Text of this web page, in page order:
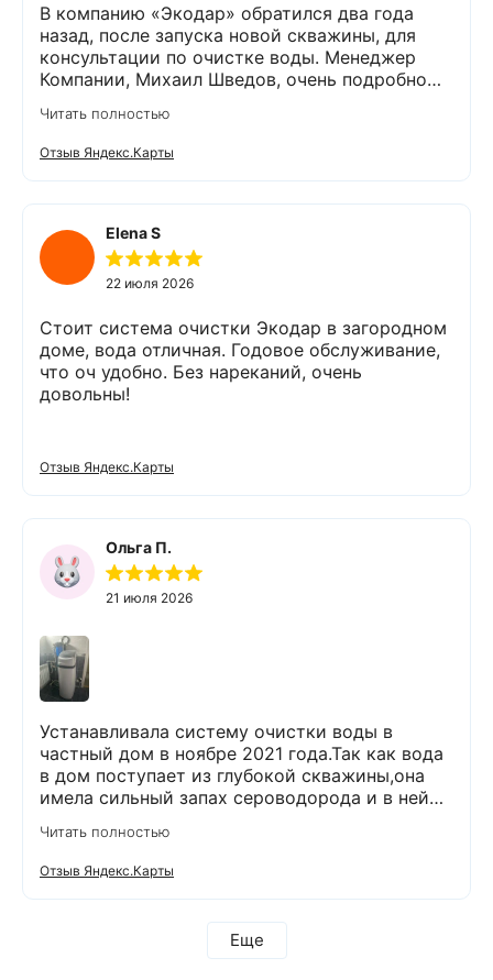
В компанию «Экодар» обратился два года
назад, после запуска новой скважины, для
консультации по очистке воды. Менеджер
Компании, Михаил Шведов, очень подробно
подобрать оптимальный вариант, пригласил в
офис для заключения договора. Оборудование
«Экодар компакт», которое я поставил,
существенно снизило жесткость воды,
убрало посторонние запахи. Вода стала
мягкой и приятной на вкус. Полностью
доволен сотрудничеством с Компанией
«Экодар». Рекомендую.
Читать полностью
Отзыв Яндекс.Карты
Elena S
22 июля 2026
Стоит система очистки Экодар в загородном
доме, вода отличная. Годовое обслуживание,
что оч удобно. Без нареканий, очень
довольны!
Отзыв Яндекс.Карты
Ольга П.
21 июля 2026
Устанавливала систему очистки воды в
частный дом в ноябре 2021 года.Так как вода
в дом поступает из глубокой скважины,она
имела сильный запах сероводорода и в ней
желтела) и пользоваться в доме ей было
невозможно. После установки специального
оборудования,вода стала на вкус лучше,чем
продается в магазинах. О такой хорошей
воде я и не мечтала!!!!!! Прошло уже 5 лет.И в
течении этого времени не было никаких
Читать полностью
Отзыв Яндекс.Карты
Еще